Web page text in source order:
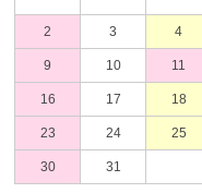
2 3 4
9 10 11
16 17 18
23 24 25
30 31